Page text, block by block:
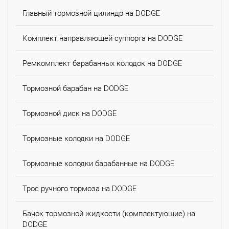
Главный тормозной цилиндр на DODGE
Комплект направляющей суппорта на DODGE
Ремкомплект барабанных колодок на DODGE
Тормозной барабан на DODGE
Тормозной диск на DODGE
Тормозные колодки на DODGE
Тормозные колодки барабанные на DODGE
Трос ручного тормоза на DODGE
Бачок тормозной жидкости (комплектующие) на
DODGE